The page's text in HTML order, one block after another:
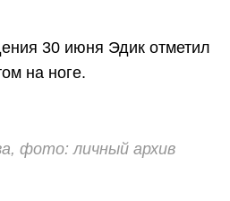
30 июня Эдик отметил
на ноге.
фото: личный архив